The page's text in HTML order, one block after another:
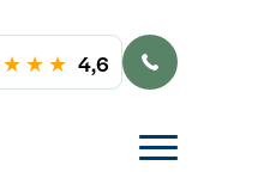
★ ★ ★ 4,6